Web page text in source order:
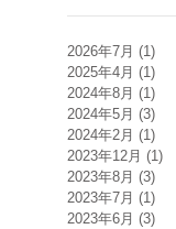
2026年7月 (1)
2025年4月 (1)
2024年8月 (1)
2024年5月 (3)
2024年2月 (1)
2023年12月 (1)
2023年8月 (3)
2023年7月 (1)
2023年6月 (3)